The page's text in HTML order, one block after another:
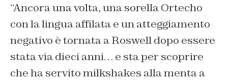
“Ancora una volta, una sorella Ortecho
con la lingua affilata e un atteggiamento
negativo è tornata a Roswell dopo essere
stata via dieci anni… e sta per scoprire
che ha servito milkshakes alla menta a